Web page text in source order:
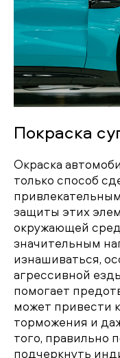
Покраска
Окраска
только способ
защиты этих
окружающей
значительным
изнашиваться,
агрессивной
помогает
может привести
торможения и
того, правильно
подчеркнуть